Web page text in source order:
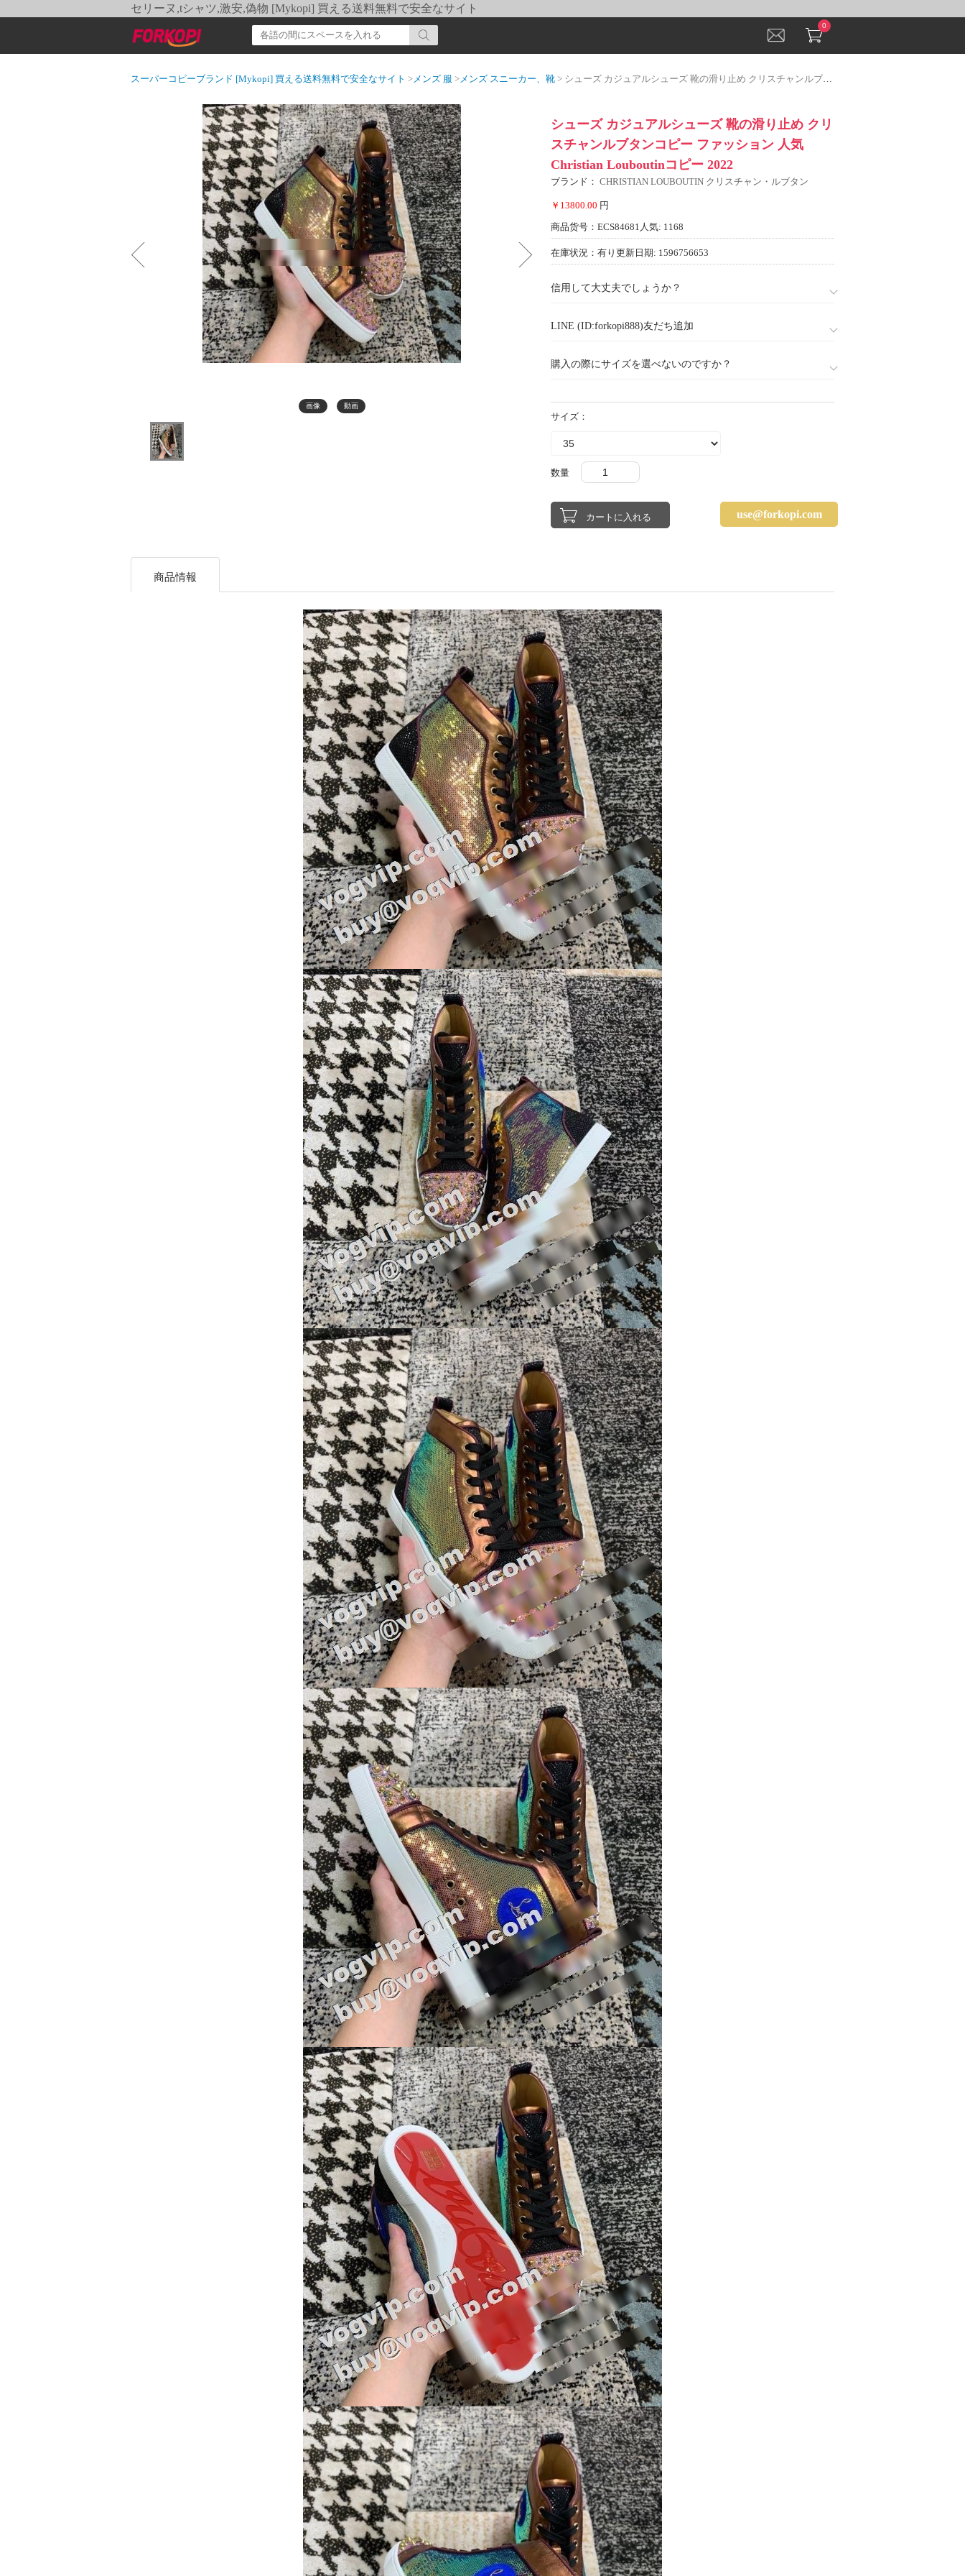
セリーヌ,tシャツ,激安,偽物 [Mykopi] 買える送料無料で安全なサイト
0
スーパーコピーブランド [Mykopi] 買える送料無料で安全なサイト >メンズ 服 >メンズ スニーカー、靴 > シューズ カジュアルシューズ 靴の滑り止め クリスチャンルブタンコピー ファッション 人気 Christian Louboutinコピー 2022
画像 動画
シューズ カジュアルシューズ 靴の滑り止め クリ
スチャンルブタンコピー ファッション 人気
Christian Louboutinコピー 2022
ブランド： CHRISTIAN LOUBOUTIN クリスチャン・ルブタン
￥13800.00 円
商品货号：ECS84681 人気: 1168
在庫状況：有り 更新日期: 1596756653
信用して大丈夫でしょうか？
LINE (ID:forkopi888)友だち追加
購入の際にサイズを選べないのですか？
サイズ：
数量
use@forkopi.com
商品情報